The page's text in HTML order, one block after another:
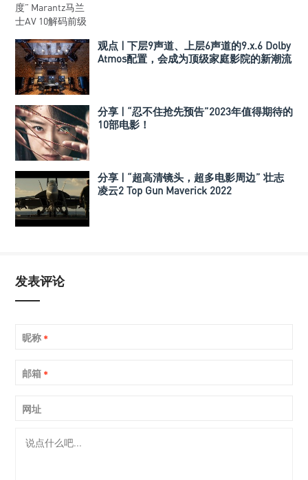
观点 | 下层9声道、上层6声道的9.x.6 Dolby
Atmos配置，会成为顶级家庭影院的新潮流
分享 | “忍不住抢先预告”2023年值得期待的
10部电影！
分享 | “超高清镜头，超多电影周边” 壮志
凌云2 Top Gun Maverick 2022
发表评论
昵称 *
邮箱 *
网址